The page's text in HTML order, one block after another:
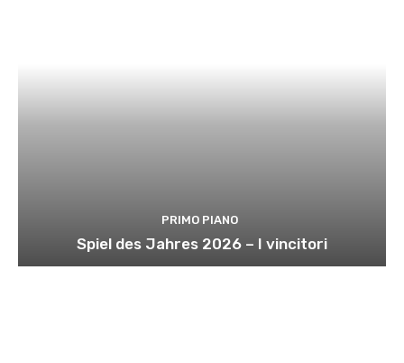
PRIMO PIANO
Spiel des Jahres 2026 – I vincitori